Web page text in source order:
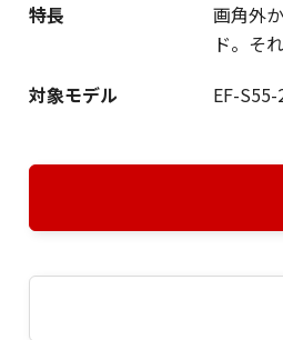
特長
画角外
ド。そ
対象モデル
EF-